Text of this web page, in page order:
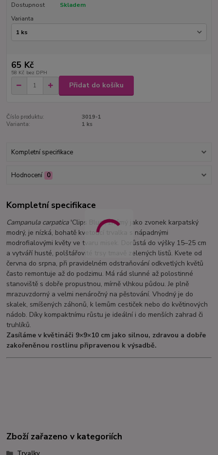
Dostupnost
Skladem
Varianta
65 Kč
58 Kč bez DPH
Přidat do košíku
Číslo produktu:
3019-1
Varianta:
1 ks
Kompletní specifikace
Hodnocení 0
Kompletní specifikace
Campanula carpatica'Clips Blue', známý jako zvonek karpatský
modrý, je nízká, bohatě kvetoucí trvalka s nápadnými
modrofialovými květy ve tvaru misek. Dorůstá do výšky 15–25 cm
a vytváří husté, polštářovité trsy tmavě zelených listů. Kvete od
června do srpna, při pravidelném odstraňování odkvetlých květů
často remontuje až do podzimu. Má rád slunné až polostinné
stanoviště s dobře propustnou, mírně vlhkou půdou. Je plně
mrazuvzdorný a velmi nenáročný na pěstování. Vhodný je do
skalek, smíšených záhonů, k lemům cestiček nebo do květinových
nádob. Díky kompaktnímu růstu je ideální i do menších zahrad či
truhlíků.
Zasíláme v květináči 9×9×10 cm jako silnou, zdravou a dobře
zakořeněnou rostlinu připravenou k výsadbě.
Zboží zařazeno v kategoriích